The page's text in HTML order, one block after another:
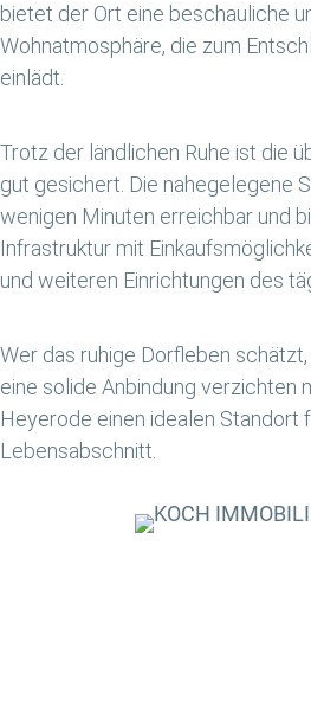
bietet der Ort eine beschauliche
Wohnatmosphäre, die zum
einlädt.
Trotz der ländlichen Ruhe ist die
gut gesichert. Die nahegelegene
wenigen Minuten erreichbar und
Infrastruktur mit
und weiteren Einrichtungen des
Wer das ruhige Dorfleben
eine solide Anbindung verzichten
Heyerode einen idealen Standort
Lebensabschnitt.